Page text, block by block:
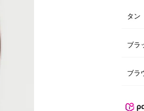
タン
ブラ
ブラ